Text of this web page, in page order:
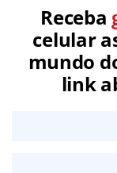
Receba
celular
mundo
link